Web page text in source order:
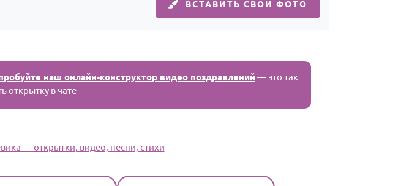
ВСТАВИТЬ СВОИ ФОТО
наш онлайн-конструктор видео поздравлений— это так
открытку в чате
— открытки, видео, песни, стихи